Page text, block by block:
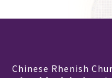
Chinese Rhenish